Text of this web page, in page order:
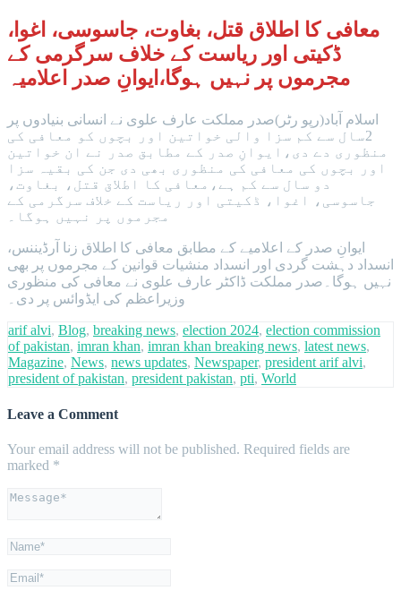
معافی کا اطلاق قتل، بغاوت، جاسوسی، اغوا،
ڈکیتی اور ریاست کے خلاف سرگرمی کے
مجرموں پر نہیں ہوگا،ایوانِ صدر اعلامیہ
اسلام آباد(رپو رٹر)صدر مملکت عارف علوی نے انسانی بنیادوں پر
2سال سے کم سزا والی خواتین اور بچوں کو معافی کی
منظوری دے دی،ایوانِ صدر کے مطابق صدر نے ان خواتین
اور بچوں کی معافی کی منظوری بھی دی جن کی بقیہ سزا
دو سال سے کم ہے،معافی کا اطلاق قتل، بغاوت،
جاسوسی، اغوا، ڈکیتی اور ریاست کے خلاف سرگرمی کے
مجرموں پر نہیں ہوگا۔
ایوانِ صدر کے اعلامیے کے مطابق معافی کا اطلاق زنا آرڈیننس،
انسداد دہشت گردی اور انسداد منشیات قوانین کے مجرموں پر بھی
نہیں ہوگا۔صدر مملکت ڈاکٹر عارف علوی نے معافی کی منظوری
وزیراعظم کی ایڈوائس پر دی۔
arif alvi, Blog, breaking news, election 2024, election commission
of pakistan, imran khan, imran khan breaking news, latest news,
Magazine, News, news updates, Newspaper, president arif alvi,
president of pakistan, president pakistan, pti, World
Leave a Comment
Your email address will not be published. Required fields are
marked *